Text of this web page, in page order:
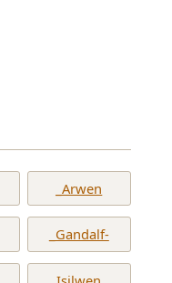
_Arwen
_Gandalf-